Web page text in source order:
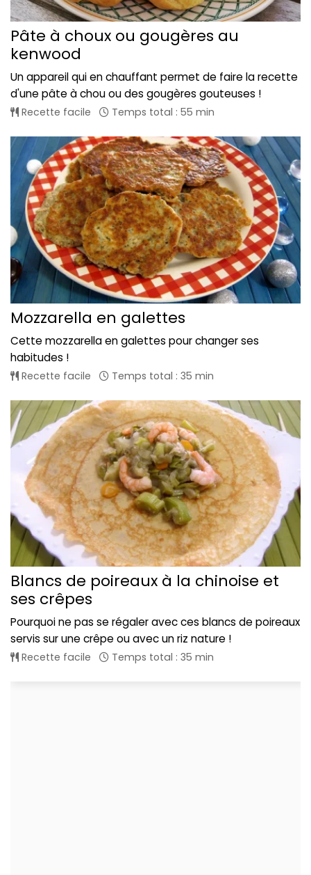
Pâte à choux ou gougères au
kenwood
Un appareil qui en chauffant permet de faire la recette
d'une pâte à chou ou des gougères gouteuses !
Recette facile Temps total : 55 min
Mozzarella en galettes
Cette mozzarella en galettes pour changer ses
habitudes !
Recette facile Temps total : 35 min
Blancs de poireaux à la chinoise et
ses crêpes
Pourquoi ne pas se régaler avec ces blancs de poireaux
servis sur une crêpe ou avec un riz nature !
Recette facile Temps total : 35 min